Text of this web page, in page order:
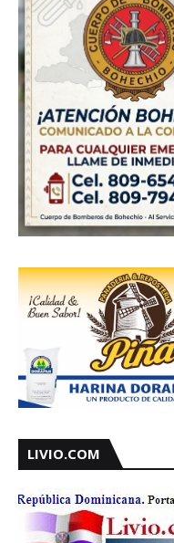
LIVIO.COM